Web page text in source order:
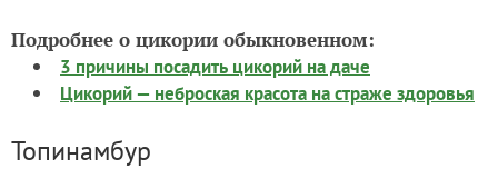
Подробнее о цикории обыкновенном:
3 причины посадить цикорий на даче
Цикорий — неброская красота на страже здоровья
Топинамбур